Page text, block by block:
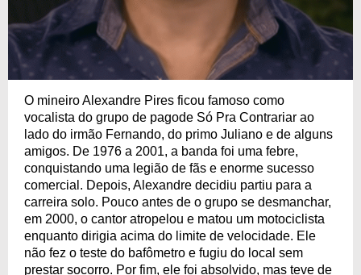
O mineiro Alexandre Pires ficou famoso como
vocalista do grupo de pagode Só Pra Contrariar ao
lado do irmão Fernando, do primo Juliano e de alguns
amigos. De 1976 a 2001, a banda foi uma febre,
conquistando uma legião de fãs e enorme sucesso
comercial. Depois, Alexandre decidiu partiu para a
carreira solo. Pouco antes de o grupo se desmanchar,
em 2000, o cantor atropelou e matou um motociclista
enquanto dirigia acima do limite de velocidade. Ele
não fez o teste do bafômetro e fugiu do local sem
prestar socorro. Por fim, ele foi absolvido, mas teve de